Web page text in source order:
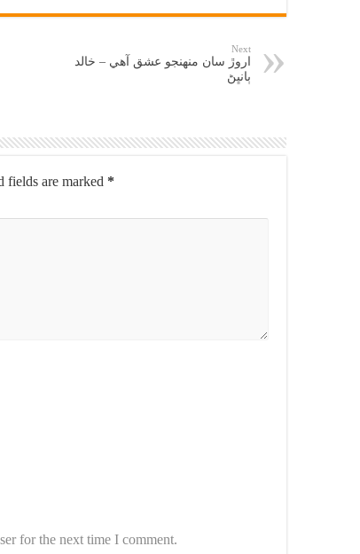
Next
اروڙ سان منهنجو عشق آهي – خالد
ٻانڀڻ
fields are marked *
for the next time I comment.